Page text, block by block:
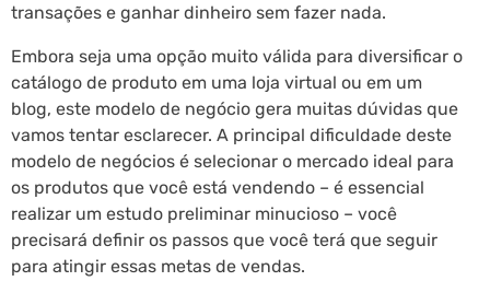
transações e ganhar dinheiro sem fazer nada.
Embora seja uma opção muito válida para diversificar o
catálogo de produto em uma loja virtual ou em um
blog, este modelo de negócio gera muitas dúvidas que
vamos tentar esclarecer. A principal dificuldade deste
modelo de negócios é selecionar o mercado ideal para
os produtos que você está vendendo – é essencial
realizar um estudo preliminar minucioso – você
precisará definir os passos que você terá que seguir
para atingir essas metas de vendas.